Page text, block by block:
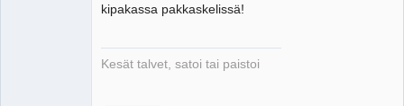
kipakassa pakkaskelissä!
Kesät talvet, satoi tai paistoi